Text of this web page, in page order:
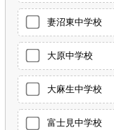
妻沼東中学校
大原中学校
大麻生中学校
富士見中学校